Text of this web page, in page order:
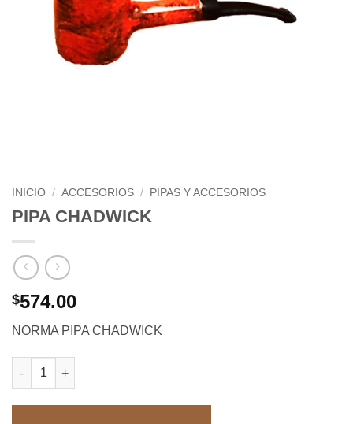
INICIO / ACCESORIOS / PIPAS Y ACCESORIOS
PIPA CHADWICK
$574.00
NORMA PIPA CHADWICK
PIPA CHADWICK cantidad